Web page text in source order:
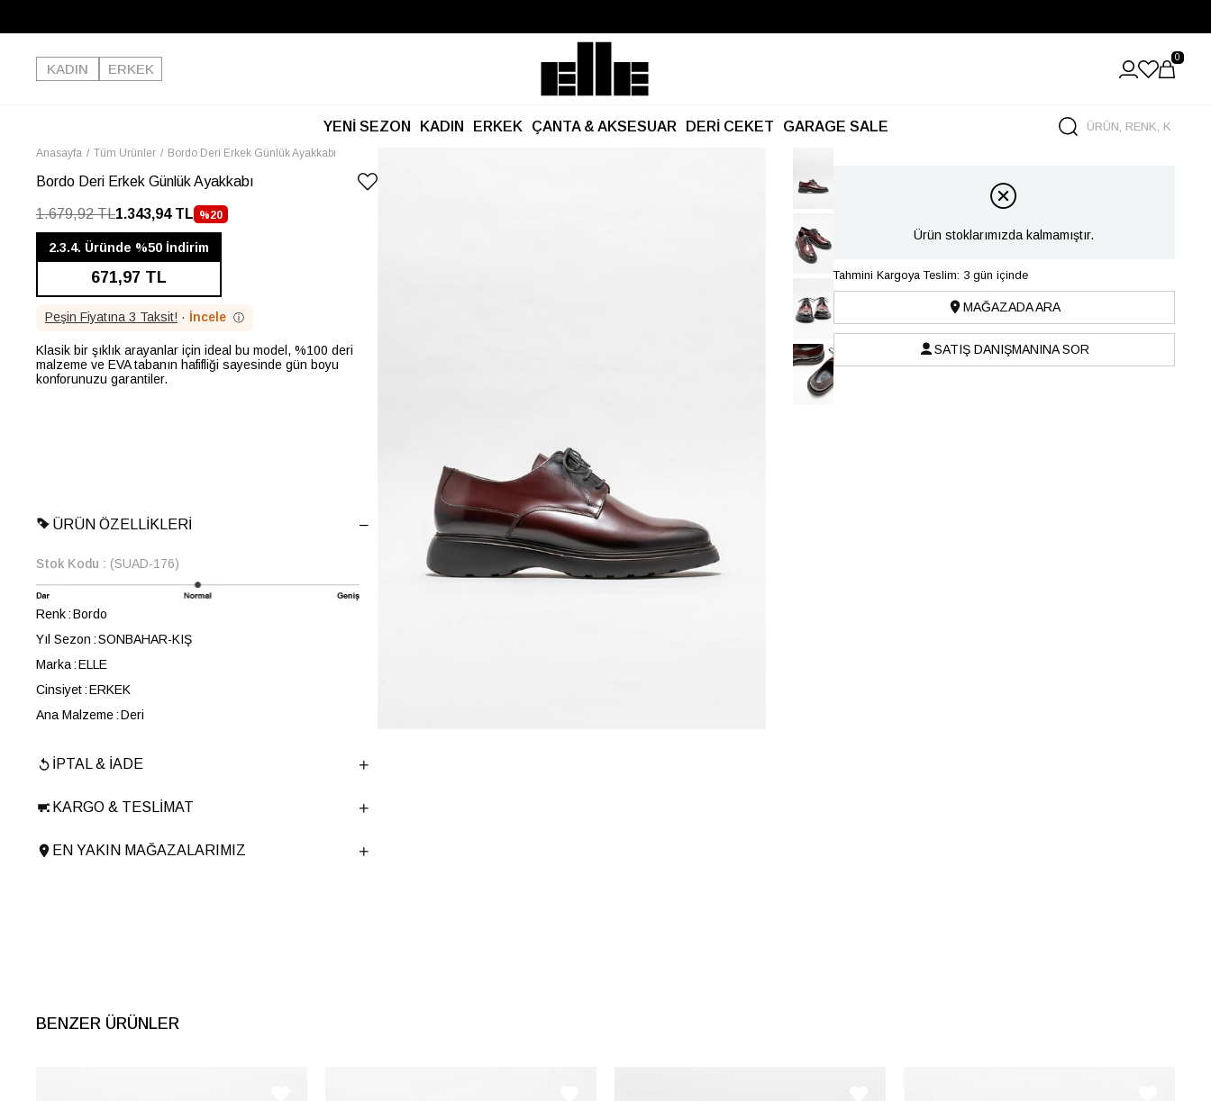
Kargo Ücretsiz!
KADIN
ERKEK
0
YENİ SEZON KADIN ERKEK ÇANTA & AKSESUAR DERİ CEKET GARAGE SALE
Anasayfa Tüm Ürünler Bordo Deri Erkek Günlük Ayakkabı
Bordo Deri Erkek Günlük Ayakkabı
1.679,92 TL1.343,94 TL %20
İNDIRIM
2.3.4. Üründe %50 İndirim
671,97 TL
Peşin Fiyatına 3 Taksit! · İncele ⓘ
Klasik bir şıklık arayanlar için ideal bu model, %100 deri
malzeme ve EVA tabanın hafifliği sayesinde gün boyu
konforunuzu garantiler.
ÜRÜN ÖZELLIKLERI
Stok Kodu (SUAD-176)
Renk Bordo
Yıl Sezon SONBAHAR-KIŞ
Marka ELLE
Cinsiyet ERKEK
Ana Malzeme Deri
Topuk Boyu
3 cm
Ürün Cinsi
Casual
Taban Yüksekliği
3 cm
İPTAL & İADE
KARGO & TESLIMAT
EN YAKIN MAĞAZALARIMIZ
Ürün stoklarımızda kalmamıştır.
Tahmini Kargoya Teslim: 3 gün içinde
MAĞAZADA ARA
SATIŞ DANIŞMANINA SOR
BENZER ÜRÜNLER